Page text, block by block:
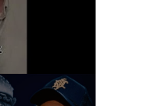
on les traite
de tous les